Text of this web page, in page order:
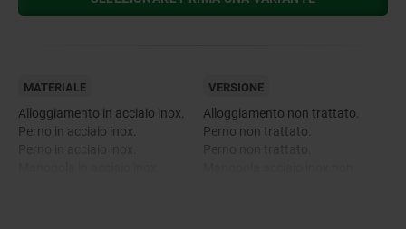
MATERIALE
Alloggiamento in acciaio inox.
Perno in acciaio inox.
VERSIONE
Alloggiamento non trattato.
Perno non trattato.